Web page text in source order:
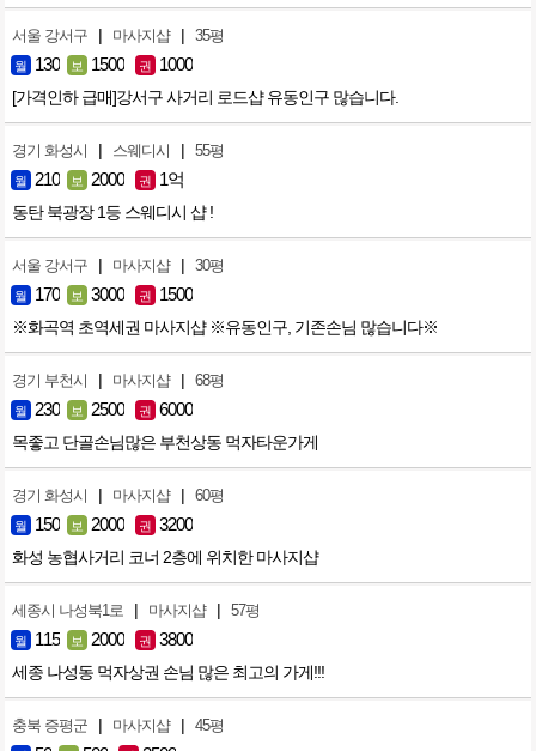
서울 강서구 | 마사지샵 | 35평
월 130 보 1500 권 1000
[가격인하 급매]강서구 사거리 로드샵 유동인구 많습니다.
경기 화성시 | 스웨디시 | 55평
월 210 보 2000 권 1억
동탄 북광장 1등 스웨디시 샵 !
서울 강서구 | 마사지샵 | 30평
월 170 보 3000 권 1500
※화곡역 초역세권 마사지샵 ※유동인구, 기존손님 많습니다※
경기 부천시 | 마사지샵 | 68평
월 230 보 2500 권 6000
목좋고 단골손님많은 부천상동 먹자타운가게
경기 화성시 | 마사지샵 | 60평
월 150 보 2000 권 3200
화성 농협사거리 코너 2층에 위치한 마사지샵
세종시 나성북1로 | 마사지샵 | 57평
월 115 보 2000 권 3800
세종 나성동 먹자상권 손님 많은 최고의 가게!!!
충북 증평군 | 마사지샵 | 45평